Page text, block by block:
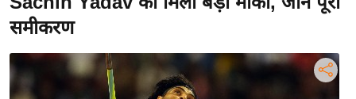
र
रा
ष्ट्री
समीकरण